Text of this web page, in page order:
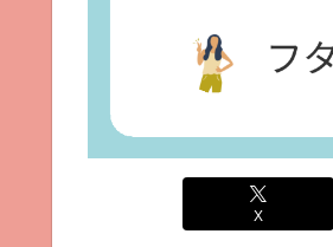
X